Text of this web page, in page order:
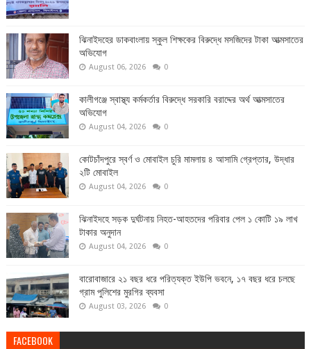
ঝিনাইদহের ডাকবাংলায় স্কুল শিক্ষকের বিরুদ্ধে মসজিদের টাকা আত্মসাতের
অভিযোগ
August 06, 2026 0
কালীগঞ্জে স্বাস্থ্য কর্মকর্তার বিরুদ্ধে সরকারি বরাদ্দের অর্থ আত্মসাতের
অভিযোগ
August 04, 2026 0
কোটচাঁদপুরে স্বর্ণ ও মোবাইল চুরি মামলায় ৪ আসামি গ্রেপ্তার, উদ্ধার
২টি মোবাইল
August 04, 2026 0
ঝিনাইদহে সড়ক দুর্ঘটনায় নিহত-আহতদের পরিবার পেল ১ কোটি ১৯ লাখ
টাকার অনুদান
August 04, 2026 0
বারোবাজারে ২১ বছর ধরে পরিত্যক্ত ইউপি ভবনে, ১৭ বছর ধরে চলছে
গ্রাম পুলিশের মুরগির ব্যবসা
August 03, 2026 0
FACEBOOK